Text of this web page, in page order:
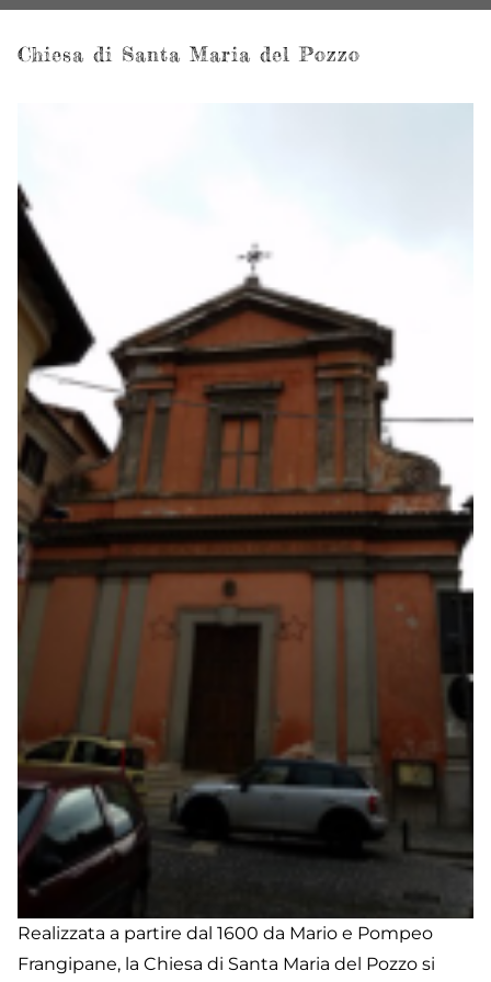
Chiesa di Santa Maria del Pozzo
Realizzata a partire dal 1600 da Mario e Pompeo
Frangipane, la Chiesa di Santa Maria del Pozzo si